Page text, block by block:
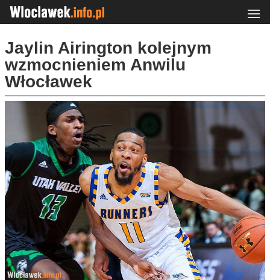
Jaylin Airington kolejnym
wzmocnieniem Anwilu
Włocławek